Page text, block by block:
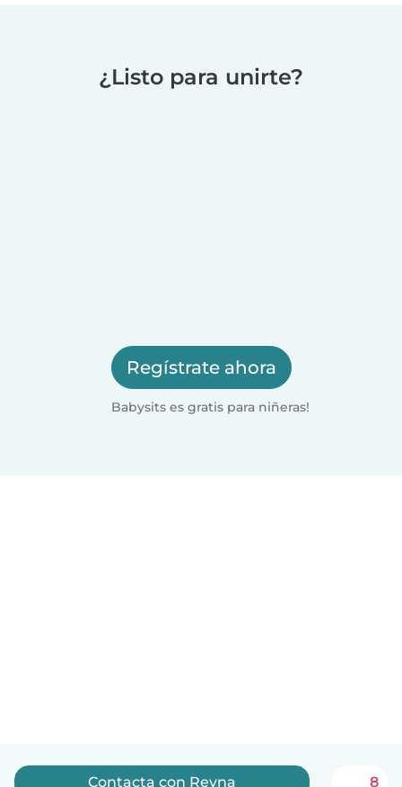
¿Listo para unirte?
Regístrate ahora
Babysits es gratis para niñeras!
Contacta con Reyna 8